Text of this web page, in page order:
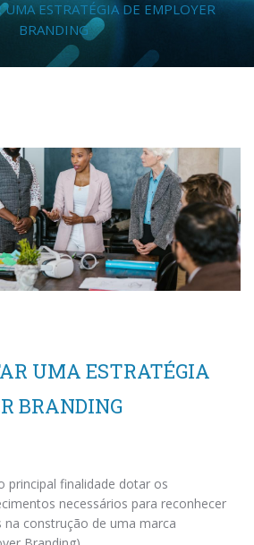
ESTRATÉGIA DE EMPLOYER
BRANDING
UMA ESTRATÉGIA
BRANDING
principal finalidade dotar os
necessários para reconhecer
na construção de uma marca